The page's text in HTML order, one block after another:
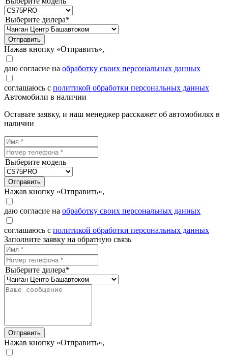
Выберите дилера*
Отправить
Нажав кнопку «Отправить»,
даю согласие на обработку своих персональных данных
соглашаюсь с политикой обработки персональных данных
Автомобили в наличии
Оставьте заявку, и наш менеджер расскажет об автомобилях в
наличии
Выберите модель
Отправить
Нажав кнопку «Отправить»,
даю согласие на обработку своих персональных данных
соглашаюсь с политикой обработки персональных данных
Заполните заявку на обратную связь
Выберите дилера*
Отправить
Нажав кнопку «Отправить»,